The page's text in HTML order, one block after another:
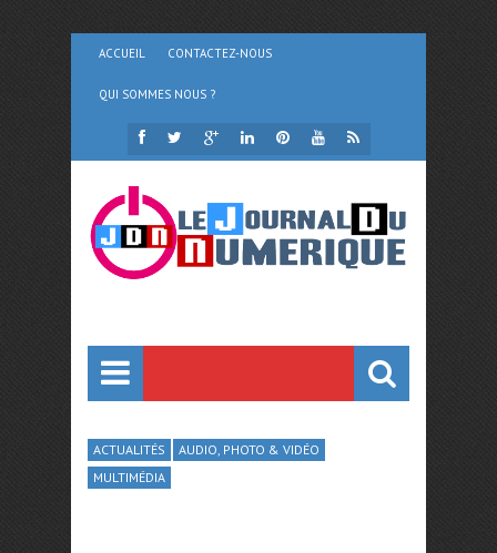
ACCUEIL CONTACTEZ-NOUS
QUI SOMMES NOUS ?
ACTUALITÉS
AUDIO, PHOTO & VIDÉO
MULTIMÉDIA